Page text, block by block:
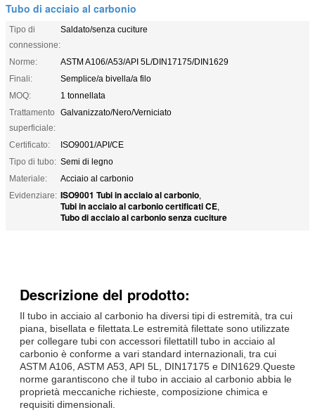
Tubo di acciaio al carbonio
Tipo di
connessione:
Saldato/senza cuciture
Norme:
ASTM A106/A53/API 5L/DIN17175/DIN1629
Finali:
Semplice/a bivella/a filo
MOQ:
1 tonnellata
Trattamento
superficiale:
Galvanizzato/Nero/Verniciato
Certificato:
ISO9001/API/CE
Tipo di tubo: Semi di legno
Materiale:
Acciaio al carbonio
Evidenziare: ISO9001 Tubi in acciaio al carbonio,
Tubi in acciaio al carbonio certificati CE,
Tubo di acciaio al carbonio senza cuciture
Descrizione del prodotto:
Il tubo in acciaio al carbonio ha diversi tipi di estremità, tra cui
piana, bisellata e filettata.Le estremità filettate sono utilizzate
per collegare tubi con accessori filettatiIl tubo in acciaio al
carbonio è conforme a vari standard internazionali, tra cui
ASTM A106, ASTM A53, API 5L, DIN17175 e DIN1629.Queste
norme garantiscono che il tubo in acciaio al carbonio abbia le
proprietà meccaniche richieste, composizione chimica e
requisiti dimensionali.